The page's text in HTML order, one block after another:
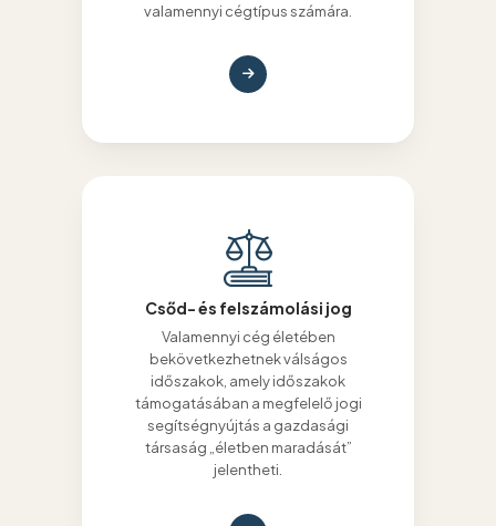
valamennyi cégtípus számára.
Csőd- és felszámolási jog
Valamennyi cég életében
bekövetkezhetnek válságos
időszakok, amely időszakok
támogatásában a megfelelő jogi
segítségnyújtás a gazdasági
társaság „életben maradását”
jelentheti.